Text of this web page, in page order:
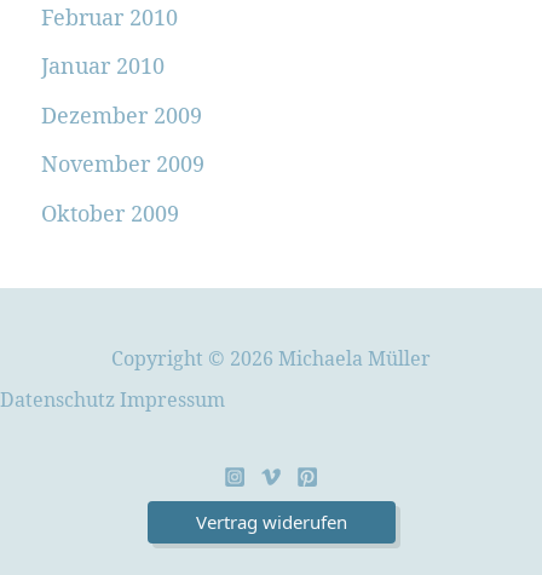
Februar 2010
Januar 2010
Dezember 2009
November 2009
Oktober 2009
Copyright © 2026 Michaela Müller
Datenschutz Impressum
Vertrag widerufen